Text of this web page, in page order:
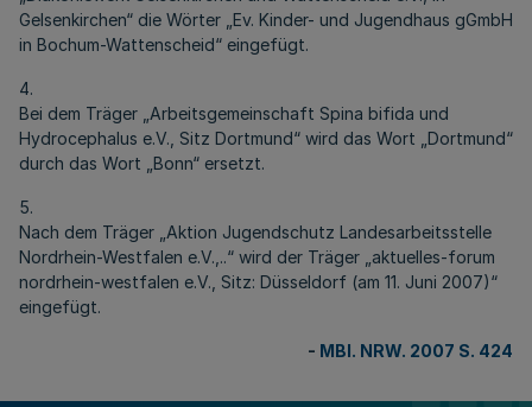
Gelsenkirchen“ die Wörter „Ev. Kinder- und Jugendhaus gGmbH
in Bochum-Wattenscheid“ eingefügt.
4.
Bei dem Träger „Arbeitsgemeinschaft Spina bifida und
Hydrocephalus e.V., Sitz Dortmund“ wird das Wort „Dortmund“
durch das Wort „Bonn“ ersetzt.
5.
Nach dem Träger „Aktion Jugendschutz Landesarbeitsstelle
Nordrhein-Westfalen e.V.,..“ wird der Träger „aktuelles-forum
nordrhein-westfalen e.V., Sitz: Düsseldorf (am 11. Juni 2007)“
eingefügt.
- MBl. NRW. 2007 S. 424